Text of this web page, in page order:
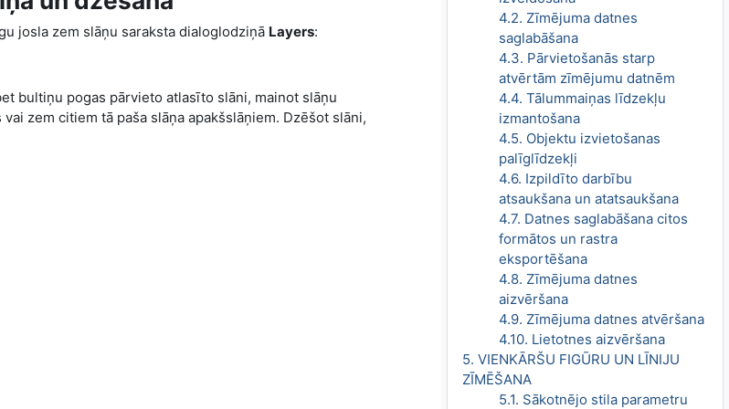
4.2. Zīmējuma datnes
saglabāšana
4.3. Pārvietošanās starp
atvērtām zīmējumu datnēm
4.4. Tālummaiņas līdzekļu
izmantošana
4.5. Objektu izvietošanas
palīglīdzekļi
4.6. Izpildīto darbību
atsaukšana un atatsaukšana
4.7. Datnes saglabāšana citos
formātos un rastra
eksportēšana
4.8. Zīmējuma datnes
aizvēršana
4.9. Zīmējuma datnes atvēršana
4.10. Lietotnes aizvēršana
5. VIENKĀRŠU FIGŪRU UN LĪNIJU
ZĪMĒŠANA
5.1. Sākotnējo stila parametru
josla zem slāņu saraksta dialoglodziņā Layers:
bultiņu pogas pārvieto atlasīto slāni, mainot slāņu
zem citiem tā paša slāņa apakšslāņiem. Dzēšot slāni,